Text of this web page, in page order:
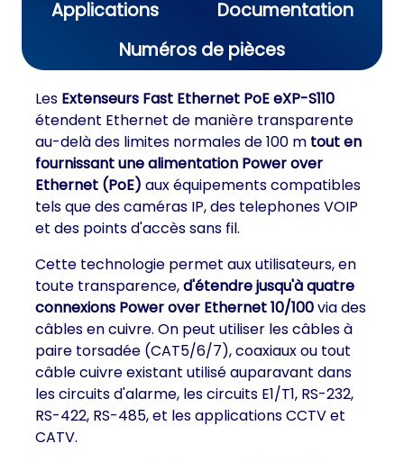
Applications
Documentation
Numéros de pièces
Les Extenseurs Fast Ethernet PoE eXP-S110
étendent Ethernet de manière transparente
au-delà des limites normales de 100 m tout en
fournissant une alimentation Power over
Ethernet (PoE) aux équipements compatibles
tels que des caméras IP, des telephones VOIP
et des points d'accès sans fil.
Cette technologie permet aux utilisateurs, en
toute transparence,d'étendre jusqu'à quatre
connexions Power over Ethernet 10/100via des
câbles en cuivre. On peut utiliser les câbles à
paire torsadée (CAT5/6/7), coaxiaux ou tout
câble cuivre existant utilisé auparavant dans
les circuits d'alarme, les circuits E1/T1, RS-232,
RS-422, RS-485, et les applications CCTV et
CATV.